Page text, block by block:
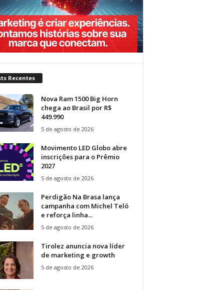
Recentes
Nova Ram 1500 Big Horn
chega ao Brasil por R$
449.990
5 de agosto de 2026
Movimento LED Globo abre
inscrições para o Prêmio
2027
5 de agosto de 2026
Perdigão Na Brasa lança
campanha com Michel Teló
e reforça linha...
5 de agosto de 2026
Tirolez anuncia nova líder
de marketing e growth
5 de agosto de 2026